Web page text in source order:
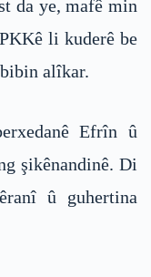
da ye, mafê min
li kuderê be
alîkar.
Efrîn û
şikênandinê. Di
û guhertina